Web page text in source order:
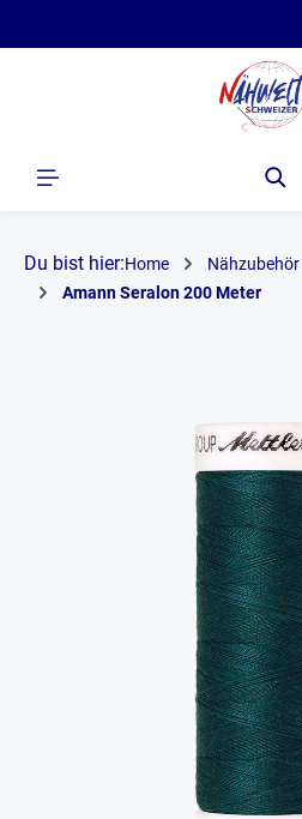
Du bist hier:Home Nähzubehör
Amann Seralon 200 Meter